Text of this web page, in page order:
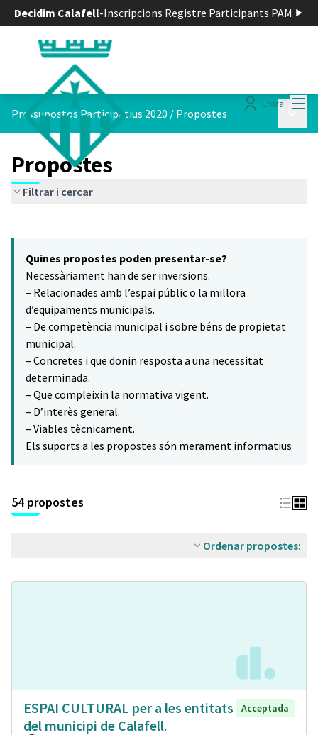
Decidim Calafell-Inscripcions Registre Participants PAM
Entra
Pressupostos Participatius 2020 / Propostes
Propostes
Filtrar i cercar
−
Quines propostes poden presentar-se?
Necessàriament han de ser inversions.
– Relacionades amb l’espai públic o la millora
d’equipaments municipals.
– De competència municipal i sobre béns de propietat
municipal.
– Concretes i que donin resposta a una necessitat
determinada.
– Que compleixin la normativa vigent.
– D’interès general.
– Viables tècnicament.
Els suports a les propostes són merament informatius
54 propostes
Ordenar propostes:
ESPAI CULTURAL per a les entitats
del municipi de Calafell.
Acceptada